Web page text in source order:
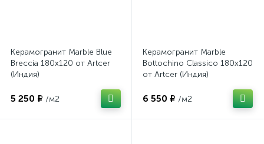
Керамогранит Marble Blue
Breccia 180x120 от Artcer
(Индия)
5 250 ₽ /м2
Керамогранит Marble
Bottochino Classico 180x120
от Artcer (Индия)
6 550 ₽ /м2